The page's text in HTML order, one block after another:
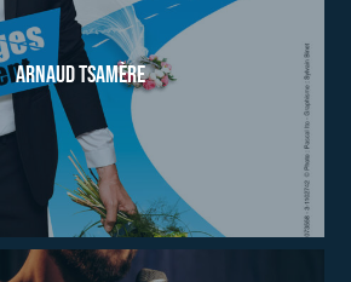
Arnaud Tsamère